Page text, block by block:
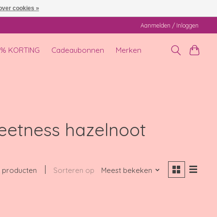
Aanmelden / Inloggen
KORTING Cadeaubonnen Merken
hazelnoot
producten Sorteren op Meest bekeken
cookies »